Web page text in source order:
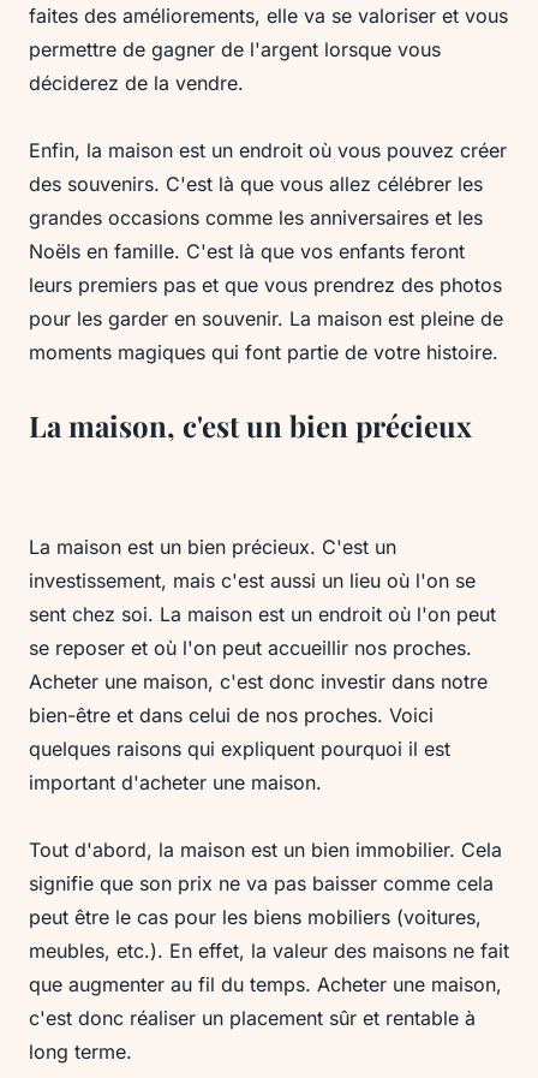
faites des améliorements, elle va se valoriser et vous
permettre de gagner de l'argent lorsque vous
déciderez de la vendre.
Enfin, la maison est un endroit où vous pouvez créer
des souvenirs. C'est là que vous allez célébrer les
grandes occasions comme les anniversaires et les
Noëls en famille. C'est là que vos enfants feront
leurs premiers pas et que vous prendrez des photos
pour les garder en souvenir. La maison est pleine de
moments magiques qui font partie de votre histoire.
La maison, c'est un bien précieux
La maison est un bien précieux. C'est un
investissement, mais c'est aussi un lieu où l'on se
sent chez soi. La maison est un endroit où l'on peut
se reposer et où l'on peut accueillir nos proches.
Acheter une maison, c'est donc investir dans notre
bien-être et dans celui de nos proches. Voici
quelques raisons qui expliquent pourquoi il est
important d'acheter une maison.
Tout d'abord, la maison est un bien immobilier. Cela
signifie que son prix ne va pas baisser comme cela
peut être le cas pour les biens mobiliers (voitures,
meubles, etc.). En effet, la valeur des maisons ne fait
que augmenter au fil du temps. Acheter une maison,
c'est donc réaliser un placement sûr et rentable à
long terme.